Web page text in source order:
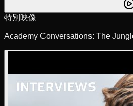
特別映像
Academy Conversations: The